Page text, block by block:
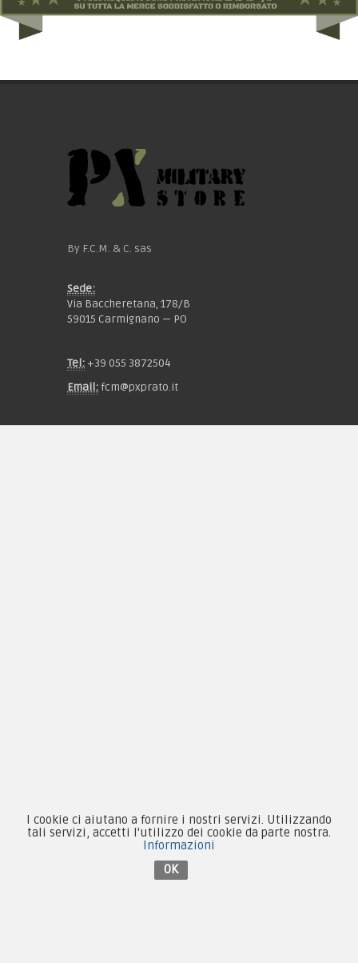
By F.C.M. & C. sas
Sede:
Via Baccheretana, 178/B
59015 Carmignano — PO
Tel: +39 055 3872504
Email: fcm@pxprato.it
I cookie ci aiutano a fornire i nostri servizi. Utilizzando
tali servizi, accetti l'utilizzo dei cookie da parte nostra.
Informazioni
OK